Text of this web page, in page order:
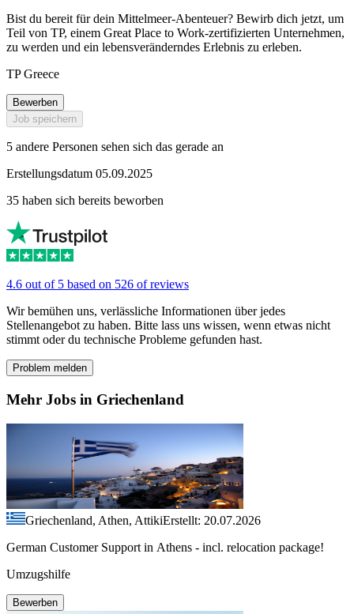
Bist du bereit für dein Mittelmeer-Abenteuer? Bewirb dich jetzt, um
Teil von TP, einem Great Place to Work-zertifizierten Unternehmen,
zu werden und ein lebensveränderndes Erlebnis zu erleben.
TP Greece
Bewerben
Job speichern
5 andere Personen sehen sich das gerade an
Erstellungsdatum 05.09.2025
35 haben sich bereits beworben
4.6 out of 5 based on 526 of reviews
Wir bemühen uns, verlässliche Informationen über jedes
Stellenangebot zu haben. Bitte lass uns wissen, wenn etwas nicht
stimmt oder du technische Probleme gefunden hast.
Problem melden
Mehr Jobs in Griechenland
Griechenland, Athen, AttikiErstellt: 20.07.2026
German Customer Support in Athens - incl. relocation package!
Umzugshilfe
Bewerben